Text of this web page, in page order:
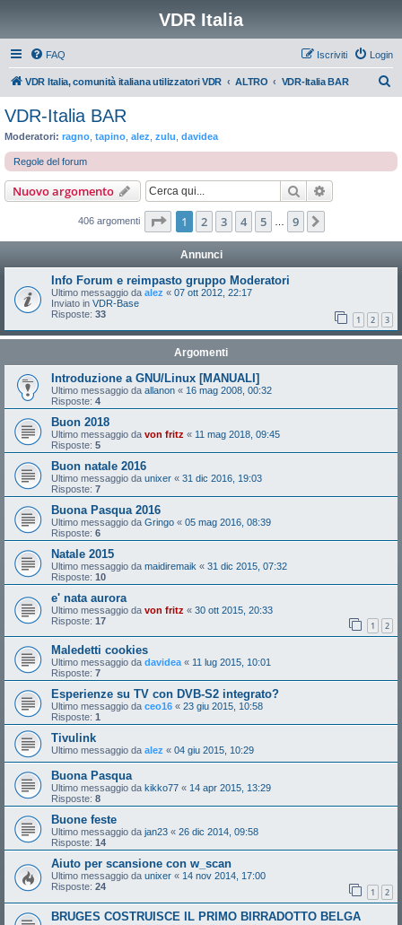
VDR Italia
FAQ Login
Iscriviti
VDR Italia, comunità italiana utilizzatori VDR ALTRO VDR-Italia BAR
a
VDR-Italia BAR
Moderatori: ragno tapino alez zulu davidea
Regole del forum
Nuovo argomento Cerca
406 argomenti Pagina di
1 2 3 4 5 9
Annunci
Info Forum e reimpasto gruppo Moderatori
Ultimo messaggio da alez « 07 ott 2012, 22:17
Inviato in VDR-Base
Risposte: 33 1 2 3
Argomenti
Introduzione a GNU/Linux [MANUALI]
Ultimo messaggio da allanon « 16 mag 2008, 00:32
Risposte: 4
Buon 2018
Ultimo messaggio da von fritz « 11 mag 2018, 09:45
Risposte: 5
Buon natale 2016
Ultimo messaggio da unixer « 31 dic 2016, 19:03
Risposte: 7
Buona Pasqua 2016
Ultimo messaggio da Gringo « 05 mag 2016, 08:39
Risposte: 6
Natale 2015
Ultimo messaggio da maidiremaik « 31 dic 2015, 07:32
Risposte: 10
e' nata aurora
Ultimo messaggio da von fritz « 30 ott 2015, 20:33
Risposte: 17 1 2
Maledetti cookies
Ultimo messaggio da davidea « 11 lug 2015, 10:01
Risposte: 7
Esperienze su TV con DVB-S2 integrato?
Ultimo messaggio da ceo16 « 23 giu 2015, 10:58
Risposte: 1
Tivulink
Ultimo messaggio da alez « 04 giu 2015, 10:29
Buona Pasqua
Ultimo messaggio da kikko77 « 14 apr 2015, 13:29
Risposte: 8
Buone feste
Ultimo messaggio da jan23 « 26 dic 2014, 09:58
Risposte: 14
Aiuto per scansione con w_scan
Ultimo messaggio da unixer « 14 nov 2014, 17:00
Risposte: 24 1 2
BRUGES COSTRUISCE IL PRIMO BIRRADOTTO BELGA